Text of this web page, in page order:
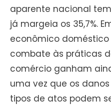
aparente nacional
já margeia os 35,7%.
econômico
combate às práticas
comércio ganham
uma vez que os
tipos de atos podem